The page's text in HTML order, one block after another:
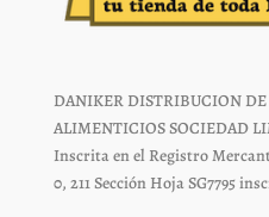
DANIKER DISTRIBUCION DE
ALIMENTICIOS SOCIEDAD
Inscrita en el Registro
0, 211 Sección Hoja SG7795